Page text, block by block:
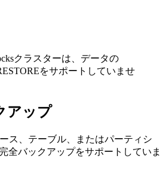
クラスターは、データの
をサポートしていませ
アップ
ス、テーブル、またはパーティシ
全バックアップをサポートしていま